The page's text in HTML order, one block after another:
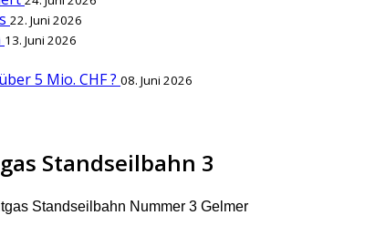
22. Juni 2026
13. Juni 2026
5 Mio. CHF ? 08. Juni 2026
Standseilbahn 3
Standseilbahn Nummer 3 Gelmer